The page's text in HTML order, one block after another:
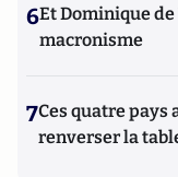
6Et Dominique
macronisme
7Ces quatre pays
renverser la